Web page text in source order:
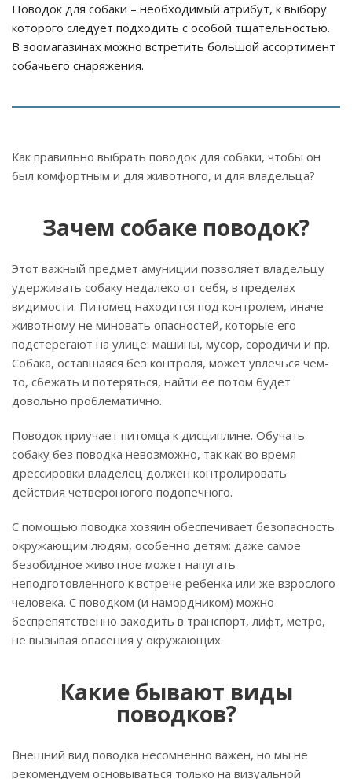
Поводок для собаки – необходимый атрибут, к выбору
которого следует подходить с особой тщательностью.
В зоомагазинах можно встретить большой ассортимент
собачьего снаряжения.
Как правильно выбрать поводок для собаки, чтобы он
был комфортным и для животного, и для владельца?
Зачем собаке поводок?
Этот важный предмет амуниции позволяет владельцу
удерживать собаку недалеко от себя, в пределах
видимости. Питомец находится под контролем, иначе
животному не миновать опасностей, которые его
подстерегают на улице: машины, мусор, сородичи и пр.
Собака, оставшаяся без контроля, может увлечься чем-
то, сбежать и потеряться, найти ее потом будет
довольно проблематично.
Поводок приучает питомца к дисциплине. Обучать
собаку без поводка невозможно, так как во время
дрессировки владелец должен контролировать
действия четвероногого подопечного.
С помощью поводка хозяин обеспечивает безопасность
окружающим людям, особенно детям: даже самое
безобидное животное может напугать
неподготовленного к встрече ребенка или же взрослого
человека. С поводком (и намордником) можно
беспрепятственно заходить в транспорт, лифт, метро,
не вызывая опасения у окружающих.
Какие бывают виды
поводков?
Внешний вид поводка несомненно важен, но мы не
рекомендуем основываться только на визуальной